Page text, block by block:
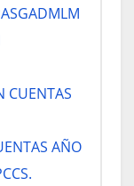
CUENTAS
AÑO